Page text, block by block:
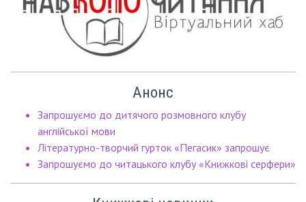
Анонс
Запрошуємо до дитячого розмовного клубу
англійської мови
Літературно-творчий гурток «Пегасик» запрошує
Запрошуємо до читацького клубу «Книжкові серфери»